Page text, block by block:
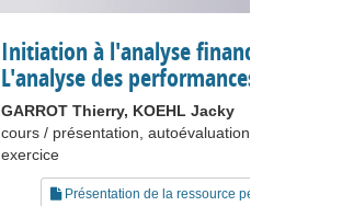
Initiation à l'analyse financière -
L'analyse des performances
GARROT Thierry, KOEHL Jacky
cours / présentation, autoévaluation, étude de
exercice
Présentation de la ressource pédagogique